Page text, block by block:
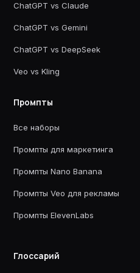
ChatGPT vs Claude
ChatGPT vs Gemini
ChatGPT vs DeepSeek
Veo vs Kling
Промпты
Все наборы
Промпты для маркетинга
Промпты Nano Banana
Промпты Veo для рекламы
Промпты ElevenLabs
Глоссарий